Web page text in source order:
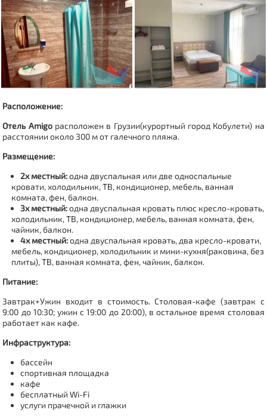
Расположение:
Отель Amigo расположен в Грузии(курортный город Кобулети) на
расстоянии около 300 м от галечного пляжа.
Размещение:
2х местный: одна двуспальная или две односпальные
кровати, холодильник, ТВ, кондиционер, мебель, ванная
комната, фен, балкон.
3х местный:одна двуспальная кровать плюс кресло-кровать,
холодильник, ТВ, кондиционер, мебель, ванная комната, фен,
чайник, балкон.
4х местный: одна двуспальная кровать, два кресло-кровати,
мебель, кондиционер, холодильник и мини-кухня(раковина, без
плиты), ТВ, ванная комната, фен, чайник, балкон.
Питание:
Завтрак+Ужин входит в стоимость. Cтоловая-кафе (завтрак с
9:00 до 10:30; ужин с 19:00 до 20:00), в остальное время столовая
работает как кафе.
Инфраструктура:
бассейн
спортивная площадка
кафе
бесплатный Wi-Fi
услуги прачечной и глажки